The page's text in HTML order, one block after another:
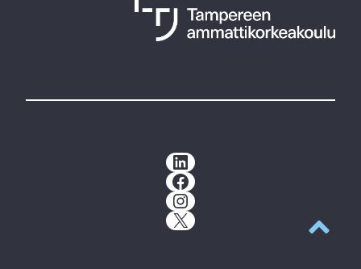
LinkedIn
Facebook
Instagram
X
Takaisin